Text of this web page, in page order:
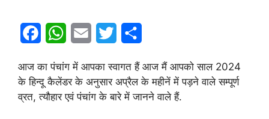
c
e
W
a
t
a
i
i
t
a
r
आज का पंचांग में आपका स्वागत हैं आज मैं आपको साल 2024
के हिन्दू कैलेंडर के अनुसार अप्रैल के महीनें में पड़ने वाले सम्पूर्ण
व्रत, त्यौहार एवं पंचांग के बारे में जानने वाले हैं.